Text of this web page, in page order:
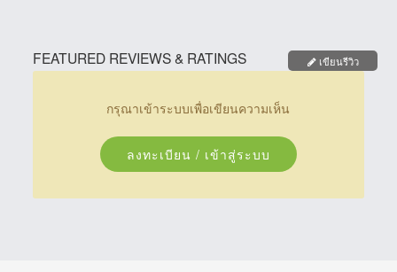
FEATURED REVIEWS & RATINGS เขียนรีวิว
กรุณาเข้าระบบเพื่อเขียนความเห็น
ลงทะเบียน / เข้าสู่ระบบ